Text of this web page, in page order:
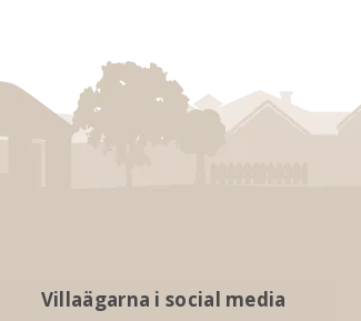
Villaägarna i social media